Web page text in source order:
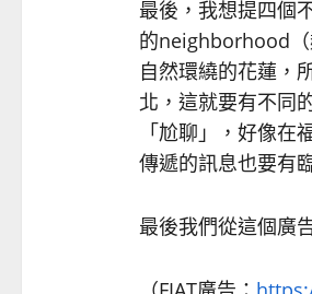
最後，我想提四個
的neighborhood（
自然環繞的花蓮，
北，這就要有不同
「尬聊」，好像
傳遞的訊息也要有
最後我們從這個廣